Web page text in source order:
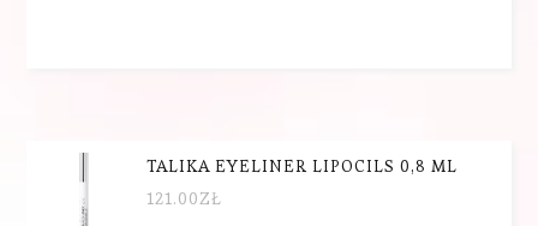
TALIKA EYELINER LIPOCILS 0,8 ML
121.00ZŁ